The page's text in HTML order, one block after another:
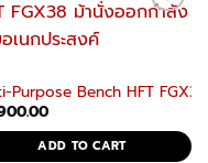
ข็งแรง จัดเก็บเป็นระเบียบ
Purpose Bench HFT
ADD TO CART